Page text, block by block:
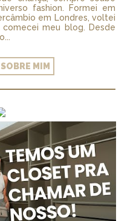
fashion. Formei em
em Londres, voltei
meu blog. Desde
MIM